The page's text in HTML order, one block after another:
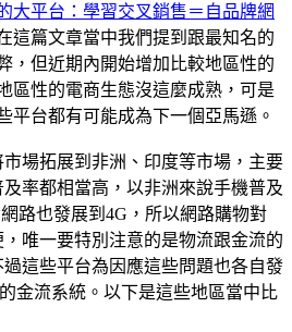
大平台：學習交叉銷售＝自品牌網
這篇文章當中我們提到跟最知名的
，但近期內開始增加比較地區性的
區性的電商生態沒這麼成熟，可是
平台都有可能成為下一個亞馬遜。
場拓展到非洲、印度等市場，主要
率都相當高，以非洲來說手機普及
路也發展到4G ，所以網路購物對
唯一要特別注意的是物流跟金流的
這些平台為因應這些問題也各自發
金流系統。以下是這些地區當中比